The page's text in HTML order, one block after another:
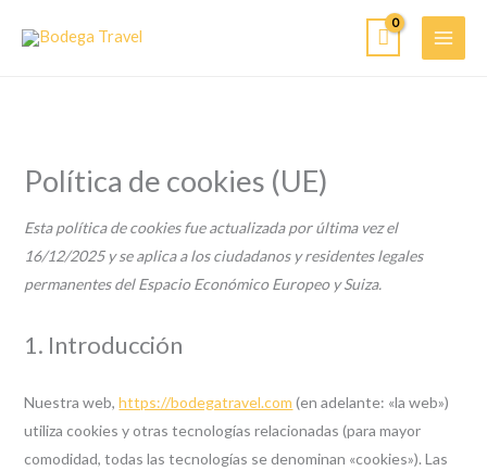
Política de cookies (UE)
Esta política de cookies fue actualizada por última vez el
16/12/2025 y se aplica a los ciudadanos y residentes legales
permanentes del Espacio Económico Europeo y Suiza.
1. Introducción
Nuestra web,https://bodegatravel.com (en adelante: «la web»)
utiliza cookies y otras tecnologías relacionadas (para mayor
comodidad, todas las tecnologías se denominan «cookies»). Las